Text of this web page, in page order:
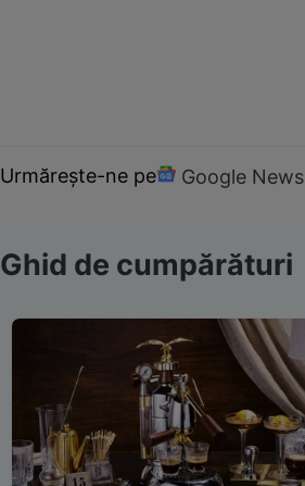
Urmărește-ne pe Google News
Ghid de cumpărături